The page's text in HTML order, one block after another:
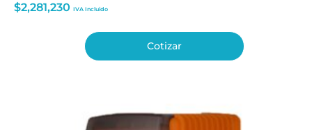
$2,281,230 IVA Incluido
Cotizar